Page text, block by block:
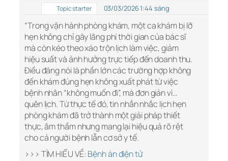
Topic starter 03/03/2026 1:44 sáng
“Trong vận hành phòng khám, một ca khám bị lỡ
hẹn không chỉ gây lãng phí thời gian của bác sĩ
mà còn kéo theo xáo trộn lịch làm việc, giảm
hiệu suất và ảnh hưởng trực tiếp đến doanh thu.
Điều đáng nói là phần lớn các trường hợp không
đến khám đúng hẹn không xuất phát từ việc
bệnh nhân “không muốn đi”, mà đơn giản vì…
quên lịch. Từ thực tế đó, tin nhắn nhắc lịch hẹn
phòng khám đã trở thành một giải pháp thiết
thực, âm thầm nhưng mang lại hiệu quả rõ rệt
cho cả người bệnh lẫn cơ sở y tế.
>>> TÌM HIỂU VỀ: Bệnh án điện tử